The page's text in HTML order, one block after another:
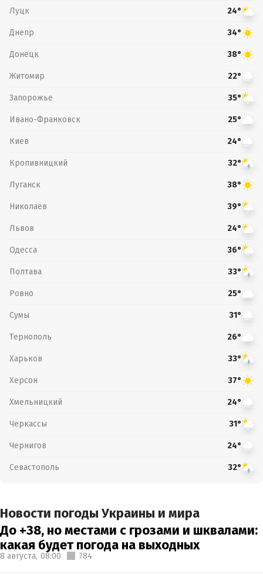
Луцк 24°
Днепр 34°
Донецк 38°
Житомир 22°
Запорожье 35°
Ивано-Франковск 25°
Киев 24°
Кропивницкий 32°
Луганск 38°
Николаев 39°
Львов 24°
Одесса 36°
Полтава 33°
Ровно 25°
Сумы 31°
Тернополь 26°
Харьков 33°
Херсон 37°
Хмельницкий 24°
Черкассы 31°
Чернигов 24°
Севастополь 32°
Новости погоды Украины и мира
До +38, но местами с грозами и шквалами:
какая будет погода на выходных
8 августа, 08:00 784